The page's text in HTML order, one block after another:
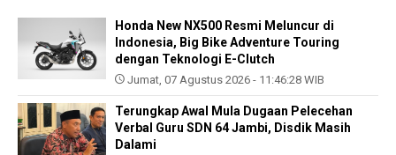
Honda New NX500 Resmi Meluncur di
Indonesia, Big Bike Adventure Touring
dengan Teknologi E-Clutch
Jumat, 07 Agustus 2026 - 11:46:28 WIB
Terungkap Awal Mula Dugaan Pelecehan
Verbal Guru SDN 64 Jambi, Disdik Masih
Dalami